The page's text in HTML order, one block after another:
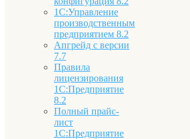
1С:Управление
производственным
предприятием 8.2
Апгрейд с версии
7.7
Правила
лицензирования
1С:Предприятие
8.2
Полный прайс-
лист
1С:Предприятие